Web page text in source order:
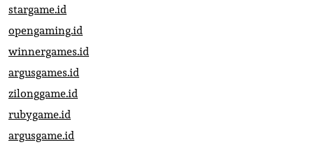
stargame.id
opengaming.id
winnergames.id
argusgames.id
zilonggame.id
rubygame.id
argusgame.id